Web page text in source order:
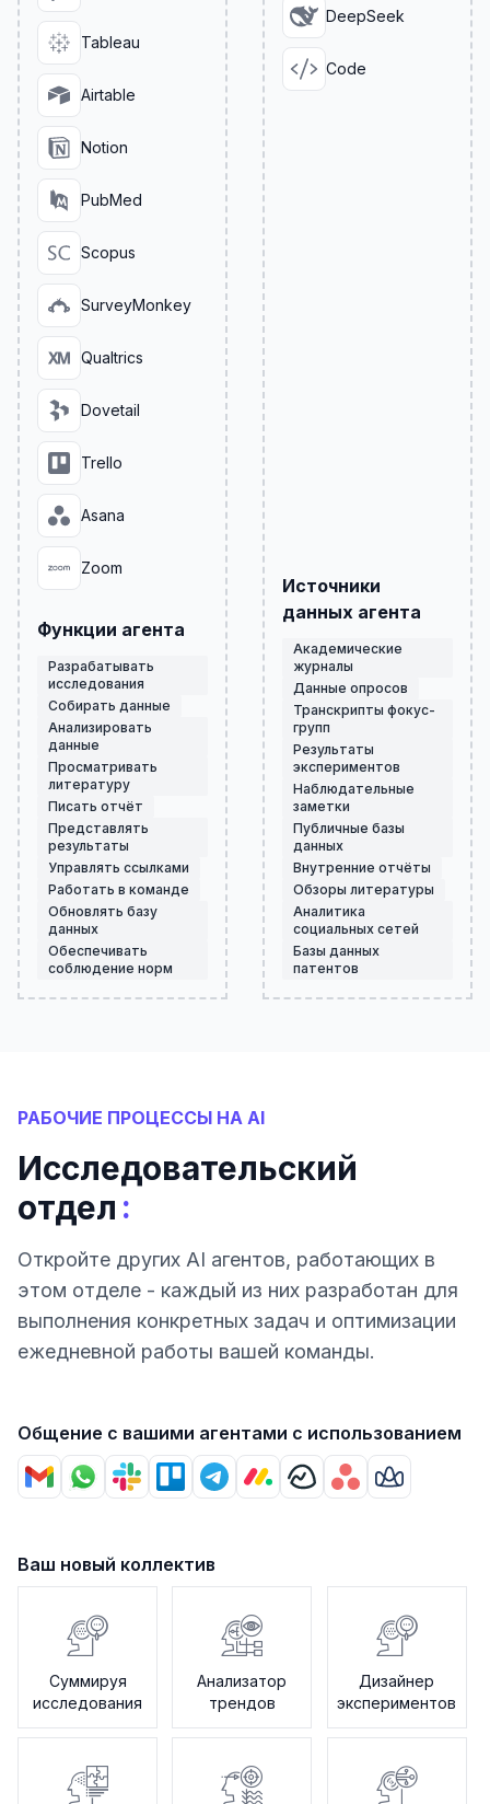
Tableau
Airtable
Notion
PubMed
Scopus
SurveyMonkey
Qualtrics
Dovetail
Trello
Asana
Zoom
Функции агента
Разрабатывать
исследования
Собирать данные
Анализировать
данные
Просматривать
литературу
Писать отчёт
Представлять
результаты
Управлять ссылками
Работать в команде
Обновлять базу
данных
Обеспечивать
соблюдение норм
DeepSeek
Code
Источники
данных агента
Академические
журналы
Данные опросов
Транскрипты фокус-
групп
Результаты
экспериментов
Наблюдательные
заметки
Публичные базы
данных
Внутренние отчёты
Обзоры литературы
Аналитика
социальных сетей
Базы данных
патентов
РАБОЧИЕ ПРОЦЕССЫ НА AI
Исследовательский
отдел :
Откройте других AI агентов, работающих в
этом отделе - каждый из них разработан для
выполнения конкретных задач и оптимизации
ежедневной работы вашей команды.
Общение с вашими агентами с использованием
Ваш новый коллектив
Суммируя
исследования
Анализатор
трендов
Дизайнер
экспериментов